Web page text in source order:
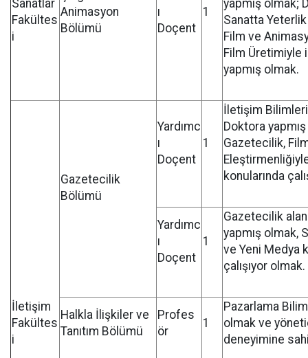
Sanatlar
Fakültes
i
Animasyon
Bölümü
ı
Doçent
1
yapmış olmak;
Sanatta
Film ve
Film Üretimiyle
yapmış olmak.
İletişim
Fakültes
i
Gazetecilik
Bölümü
Yardımc
ı
Doçent
1
İletişim Bilimleri
Doktora
Gazetecilik,
konularında
Yardımc
ı
Doçent
1
Gazetecilik
yapmış olmak,
ve Yeni Medya
çalışıyor olmak.
Halkla İlişkiler ve
Tanıtım Bölümü
Profes
ör
1
Pazarlama
olmak ve
deneyimine